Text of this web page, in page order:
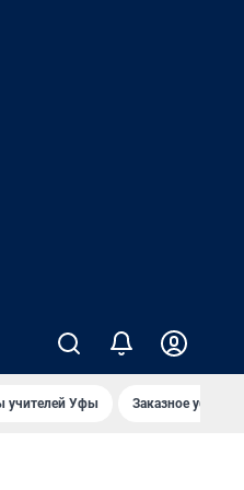
учителей Уфы Заказное